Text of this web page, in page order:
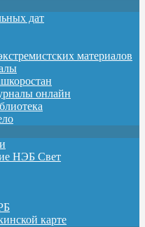
дат
материалов
онлайн
НЭБ Свет
карте